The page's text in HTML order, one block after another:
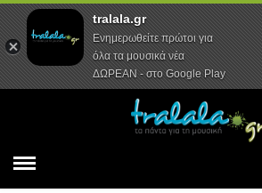
Αρχική Συνεντεύξεις
tralala.gr
Ενημερωθείτε πρώτοι για
όλα τα μουσικά νέα
ΔΩΡΕΑΝ - στο Google Play